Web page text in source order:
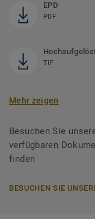
EPD
PDF
TIF
Mehr zeigen
Besuchen Sie
verfügbaren
finden
BESUCHEN SIE